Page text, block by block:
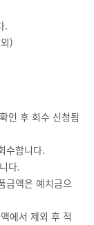
.
)
인 후 회수 신청됩
수합니다.
다.
금액은 예치금으
에서 제외 후 적